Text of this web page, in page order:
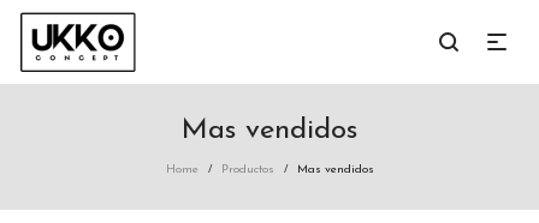
Mas vendidos
Home / Productos / Mas vendidos